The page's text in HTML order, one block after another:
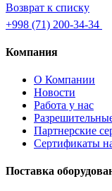
Возврат к списку
+998 (71) 200-34-34
Компания
О Компании
Новости
Работа у нас
Партнерские
Сертификаты
Поставка